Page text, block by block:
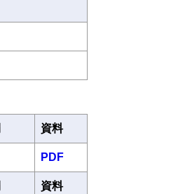
資料
PDF
資料